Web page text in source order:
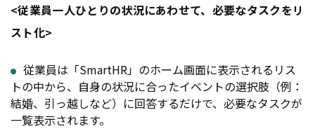
<従業員一人ひとりの状況にあわせて、必要なタスクをリ
スト化>
従業員は「SmartHR」のホーム画面に表示されるリス
トの中から、自身の状況に合ったイベントの選択肢（例：
結婚、引っ越しなど）に回答するだけで、必要なタスクが
一覧表示されます。